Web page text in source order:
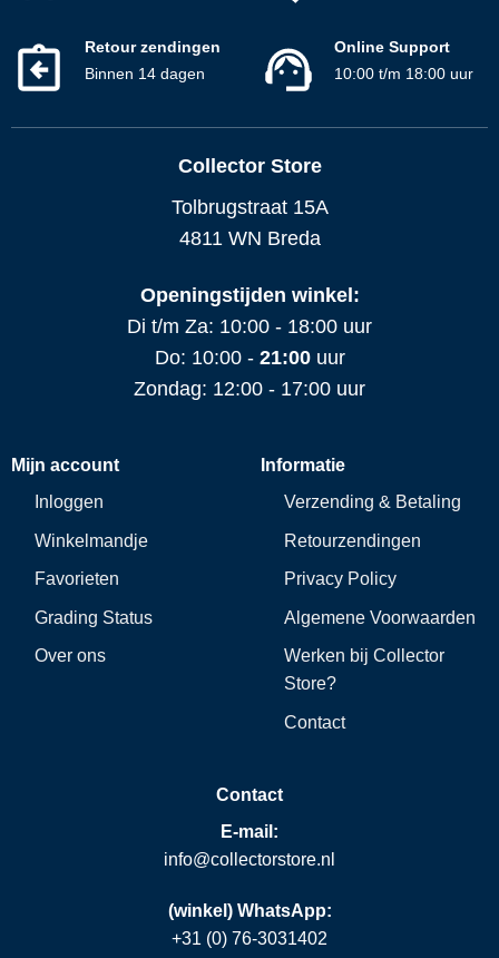
Retour zendingen
Binnen 14 dagen
Online Support
10:00 t/m 18:00 uur
Collector Store
Tolbrugstraat 15A
4811 WN Breda
Openingstijden winkel:
Di t/m Za: 10:00 - 18:00 uur
Do: 10:00 - 21:00uur
Zondag: 12:00 - 17:00 uur
Mijn account
Inloggen
Winkelmandje
Favorieten
Grading Status
Over ons
Informatie
Verzending & Betaling
Retourzendingen
Privacy Policy
Algemene Voorwaarden
Werken bij Collector
Store?
Contact
Contact
E-mail:
info@collectorstore.nl
(winkel) WhatsApp:
+31 (0) 76-3031402